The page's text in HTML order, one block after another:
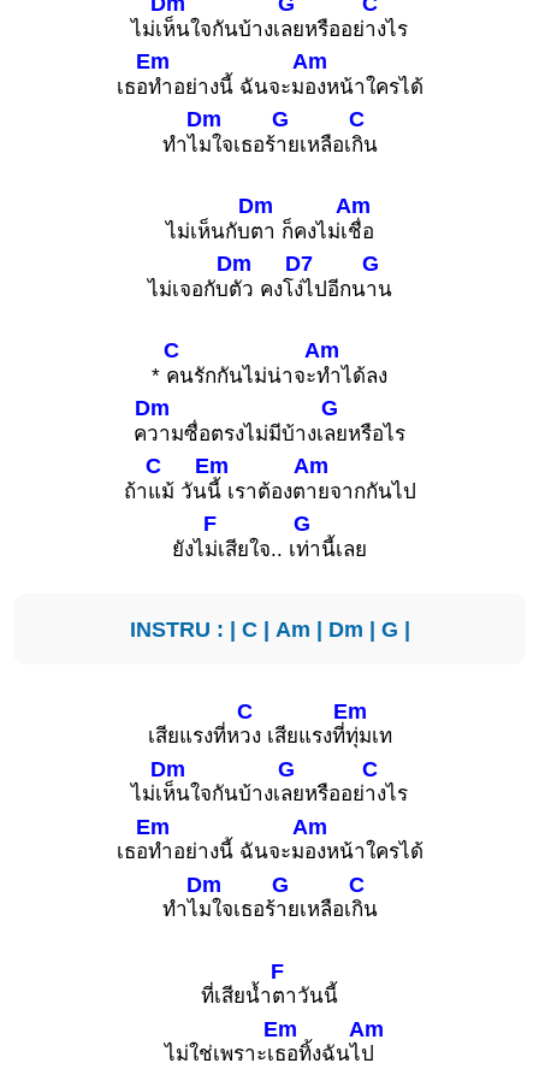
ไม่เห็นใจกันบ้างเลยหรืออย่างไร
เธอ
Em
ทำอย่างนี้ ฉันจะม
Am
องหน้าใครได้
ทำไ
Dm
มใจเธอร้
G
ายเหลือเ
C
กิน
ไม่เห็นกับ
Dm
ตา ก็คงไม่เ
Am
ชื่อ
ไม่เจอกับ
Dm
ตัว คงโ
D7
ง่ไปอีกน
G
าน
*
C
คนรักกันไม่น่าจะ
Am
ทำได้ลง
ค
Dm
วามซื่อตรงไม่มีบ้างเ
G
ลยหรือไร
ถ้า
C
แม้ วัน
Em
นี้ เราต้องต
Am
ายจากกันไป
ยังไ
F
ม่เสียใจ.. เ
G
ท่านี้เลย
INSTRU : | C| Am | Dm | G |
เสียแรงที่ห
C
วง เสียแรงที่
Em
ทุ่มเท
ไม่เ
Dm
ห็นใจกันบ้างเ
G
ลยหรืออย่
C
างไร
เธอ
Em
ทำอย่างนี้ ฉันจะม
Am
องหน้าใครได้
ทำไ
Dm
มใจเธอร้
G
ายเหลือเ
C
กิน
ที่เสียน้ำ
F
ตาวันนี้
ไม่ใช่เพราะเ
Em
ธอทิ้งฉันไ
Am
ป